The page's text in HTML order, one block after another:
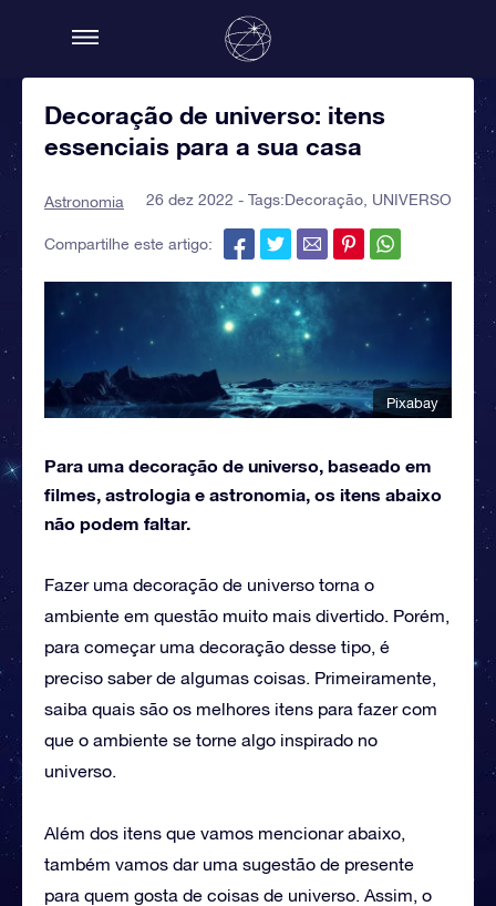
Decoração de universo: itens
essenciais para a sua casa
Astronomia 26 dez 2022 - Tags:Decoração UNIVERSO
Compartilhe este artigo:
Pixabay
Para uma decoração de universo, baseado em
filmes, astrologia e astronomia, os itens abaixo
não podem faltar.
Fazer uma decoração de universo torna o
ambiente em questão muito mais divertido. Porém,
para começar uma decoração desse tipo, é
preciso saber de algumas coisas. Primeiramente,
saiba quais são os melhores itens para fazer com
que o ambiente se torne algo inspirado no
universo.
Além dos itens que vamos mencionar abaixo,
também vamos dar uma sugestão de presente
para quem gosta de coisas de universo. Assim, o